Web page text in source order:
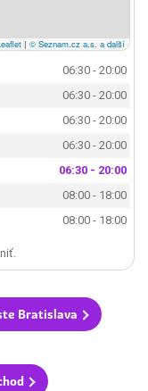
| © Seznam.cz a.s. a další
06:30 - 20:00
06:30 - 20:00
06:30 - 20:00
06:30 - 20:00
06:30 - 20:00
08:00 - 18:00
08:00 - 18:00
Bratislava